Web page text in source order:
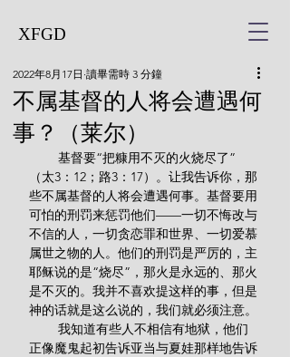
XFGD
不属基督的人将会遭遇何
事？（莱尔）
2022年8月17日 讀畢需時 3 分鐘
（太3：12；路3：17）。让我告诉你，那
些不属基督的人将会遭遇何事。基督要用
可怕的刑罚来惩罚他们——一切不悔改与
不信的人，一切贪恋罪和世界、一切爱慕
属世之物的人。他们的刑罚是严厉的，主
耶稣说的是“烧尽”，那火是永远的、那火
是不灭的。我并不喜欢提这样的事，但是
神的话就是这么说的，我们就必须注意。
正像魔鬼起初告诉亚当与夏娃那样地告诉